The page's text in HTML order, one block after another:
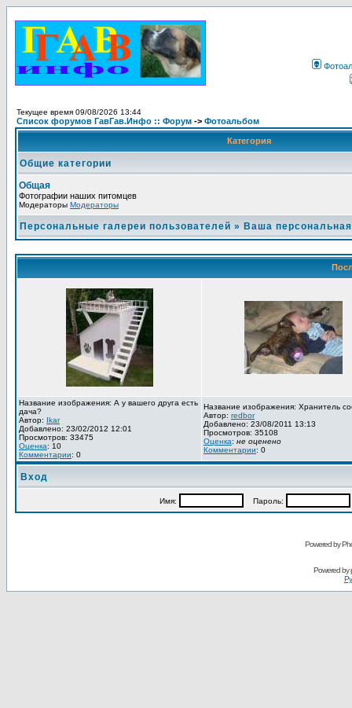
Текущее время 09/08/2026 13:44
Список форумов ГавГав.Инфо :: Форум -> Фотоальбом
Категория
Общие категории
Общая
Фотографии наших питомцев
Модераторы Модераторы
Персональные галереи пользователей » Ваша
Название изображения: А у вашего друга есть
дача?
Автор: Ikar
Добавлено: 23/02/2012 12:01
Просмотров: 33475
Оценка: 10
Комментарии: 0
Название изображения: Хранитель
Автор: redbor
Добавлено: 23/08/2011 13:13
Просмотров: 35108
Оценка: не оценено
Комментарии: 0
Вход
Имя: Пароль:
Powered by
Powered by